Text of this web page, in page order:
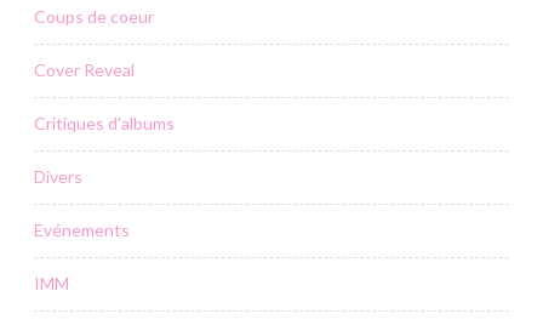
Coups de coeur
Cover Reveal
Critiques d'albums
Divers
Evénements
IMM